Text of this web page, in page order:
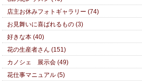
店主お休みフォトギャラリー (74)
お見舞いに喜ばれるもの (3)
好きな本 (40)
花の生産者さん (151)
カノシェ 展示会 (49)
花仕事マニュアル (5)